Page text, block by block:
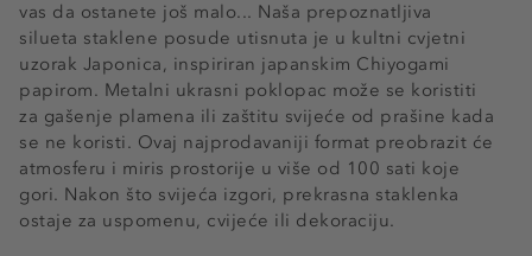
vas da ostanete još malo... Naša prepoznatljiva
silueta staklene posude utisnuta je u kultni cvjetni
uzorak Japonica, inspiriran japanskim Chiyogami
papirom. Metalni ukrasni poklopac može se koristiti
za gašenje plamena ili zaštitu svijeće od prašine kada
se ne koristi. Ovaj najprodavaniji format preobrazit će
atmosferu i miris prostorije u više od 100 sati koje
gori. Nakon što svijeća izgori, prekrasna staklenka
ostaje za uspomenu, cvijeće ili dekoraciju.